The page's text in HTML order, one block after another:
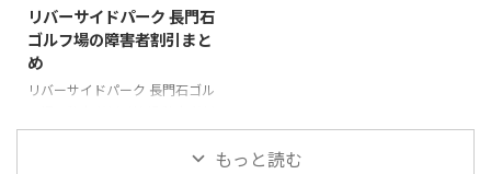
リバーサイドパーク 長門石
ゴルフ場の障害者割引まと
め
リバーサイドパーク 長門石ゴル
引内容本人：平日18H 300円バ
リアフリーー リバーサイドパー
もっと読む